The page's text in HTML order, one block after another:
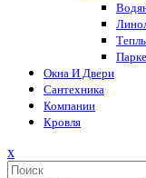
Окна И Двери
Сантехника
Компании
Кровля
xЗакрыть
меню